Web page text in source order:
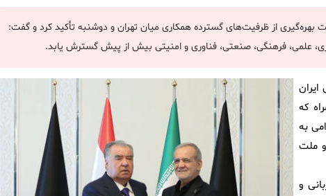
بهره‌گیری از ظرفیت‌های گسترده همکاری میان تهران و دوشنبه تأکید کرد و گفت:
علمی، فرهنگی، صنعتی، فناوری و امنیتی بیش از پیش گسترش یابد.
که
به
و ملت
و